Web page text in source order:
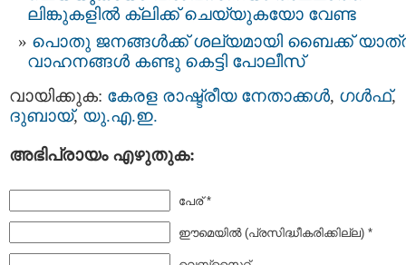
ലിങ്കുകളിൽ ക്ലിക്ക് ചെയ്യുകയോ വേണ്ട
പൊതു ജനങ്ങൾക്ക് ശല്യമായി ബൈക്ക്
വാഹനങ്ങൾ കണ്ടു കെട്ടി പോലീസ്
വായിക്കുക: കേരള രാഷ്ട്രീയ നേതാക്കള്‍, ഗള്‍ഫ്‌,
ദുബായ്‌, യു.എ.ഇ.
അഭിപ്രായം എഴുതുക:
പേര് *
ഈമെയില്‍ (പ്രസിദ്ധീകരിക്കില്ല) *